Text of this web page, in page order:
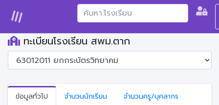
ทะเบียนโรงเรียน สพม.ตาก
ข้อมูลทั่วไป จำนวนนักเรียน
จำนวนครู/บุคลากร